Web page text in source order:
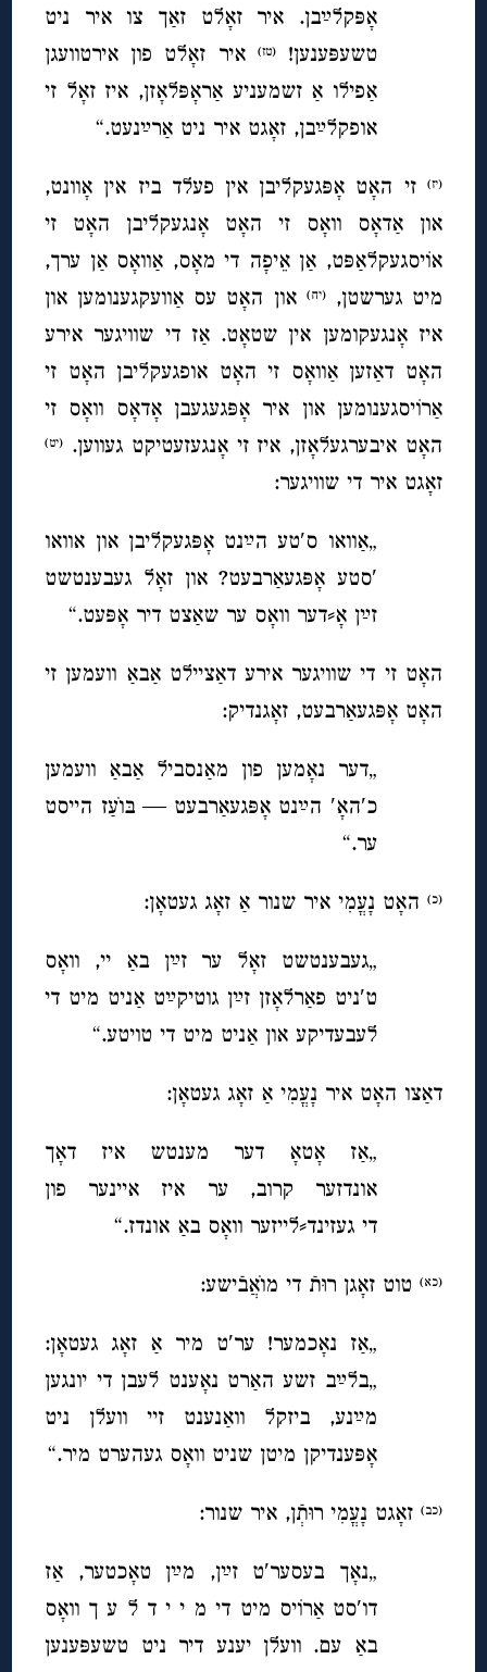
אָפּקלײַבן. איר זאָלט זאַך צו איר ניט
טשעפּענען!(טז)
איר זאָלט פון אירטוועגן
אַפילו אַ זשמעניע אַראָפּלאָזן, איז זאָל זי
אופקלײַבן, זאָגט איר ניט אַרײַנעט.“
(יז)
זי האָט אָפּגעקליבן אין פעלד ביז אין אָוונט,
און אַדאָס וואָס זי האָט אָנגעקליבן האָט זי
אוֹיסגעקלאַפּט, אַן אֵיפָה די מאָס, אַוואָס אַן ערך,
מיט גערשטן,(יח) און האָט עס אַוועקגענומען און
איז אָנגעקומען אין שטאָט. אַז די שוויגער אירע
האָט דאַזען אַוואָס זי האָט אופגעקליבן האָט זי
אַרוֹיסגענומען און איר אָפּגעגעבן אָדאָס וואָס זי
האָט איבערגעלאָזן, איז זי אָנגעזעטיקט געווען. (יט)
זאָגט איר די שוויגער:
„אַוואו ס′טע הײַנט אָפּגעקליבן און אוואו
′סטע אָפּגעאַרבעט? און זאָל געבענטשט
זײַן אָ⸗דער וואָס ער שאַצט דיר אָפּעט.“
האָט זי די שוויגער אירע דאַציילט אַבאַ וועמען זי
האָט אָפּגעאַרבעט, זאָגנדיק:
„דער נאָמען פון מאַנסביל אַבאַ וועמען
כ′האָ′ הײַנט אָפּגעאַרבעט — בּוׂעַז הייסט
ער.“
(כ) האָט נָעֳמִי איר שנור אַ זאָג געטאָן:
„געבענטשט זאָל ער זײַן באַ יי, וואָס
ט′ניט פאַרלאָזן זײַן גוטיקײַט אַניט מיט די
לעבעדיקע און אַניט מיט די טויטע.“
דאַצו האָט איר נָעֳמִי אַ זאָג געטאָן:
„אַז אָטאָ דער מענטש איז דאָך
אונדזער קרוב, ער איז איינער פון
די געזינד⸗לייזער וואָס באַ אונדז.“
(כא) טוט זאָגן רוּתֿ די מוׂאֲבֿישע:
„אַז נאָכמער! ער′ט מיר אַ זאָג געטאָן:
„בלײַב זשע האַרט נאָענט לעבן די יונגען
מײַנע, ביזקל וואַנענט זיי וועלן ניט
אָפּענדיקן מיטן שניט וואָס געהערט מיר.“
(כב) זאָגט נָעֳמִי רוּתְֿן, איר שנור:
„נאָך בעסער′ט זײַן, מײַן טאָכטער, אַז
דו′סט אַרוֹיס מיט די מ י י ד ל ע ך וואָס
באַ עם. וועלן יענע דיר ניט טשעפּענען